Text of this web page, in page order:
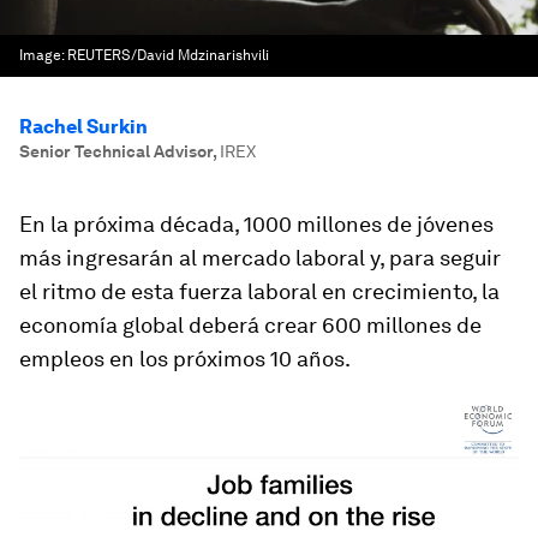
Image: REUTERS/David Mdzinarishvili
Rachel Surkin
Senior Technical Advisor, IREX
En la próxima década, 1000 millones de jóvenes
más ingresarán al mercado laboral y, para seguir
el ritmo de esta fuerza laboral en crecimiento, la
economía global deberá crear 600 millones de
empleos en los próximos 10 años.